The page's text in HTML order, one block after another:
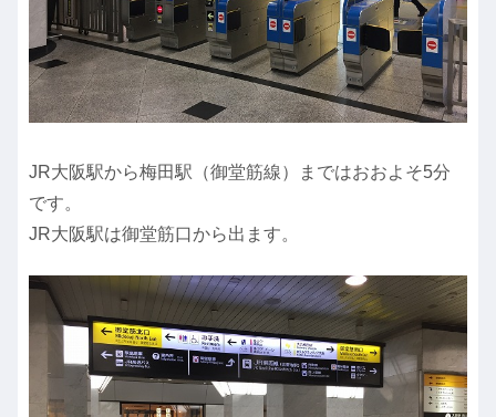
JR大阪駅から梅田駅（御堂筋線）まではおおよそ5分
です。
JR大阪駅は御堂筋口から出ます。